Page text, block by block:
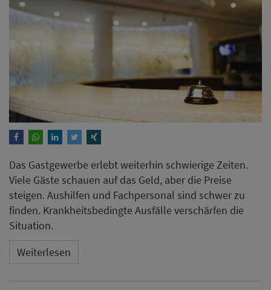
Das Gastgewerbe erlebt weiterhin schwierige Zeiten.
Viele Gäste schauen auf das Geld, aber die Preise
steigen. Aushilfen und Fachpersonal sind schwer zu
finden. Krankheitsbedingte Ausfälle verschärfen die
Situation.
Weiterlesen